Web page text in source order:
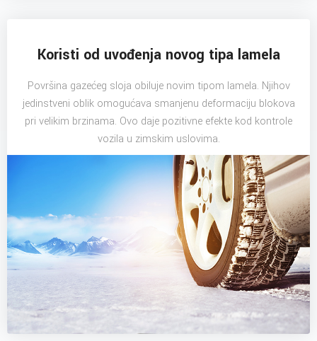
Koristi od uvođenja novog tipa lamela
Površina gazećeg sloja obiluje novim tipom lamela. Njihov
jedinstveni oblik omogućava smanjenu deformaciju blokova
pri velikim brzinama. Ovo daje pozitivne efekte kod kontrole
vozila u zimskim uslovima.